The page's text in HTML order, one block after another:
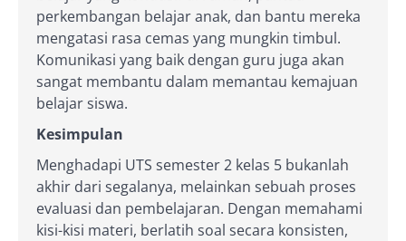
perkembangan belajar anak, dan bantu mereka
mengatasi rasa cemas yang mungkin timbul.
Komunikasi yang baik dengan guru juga akan
sangat membantu dalam memantau kemajuan
belajar siswa.
Kesimpulan
Menghadapi UTS semester 2 kelas 5 bukanlah
akhir dari segalanya, melainkan sebuah proses
evaluasi dan pembelajaran. Dengan memahami
kisi-kisi materi, berlatih soal secara konsisten,